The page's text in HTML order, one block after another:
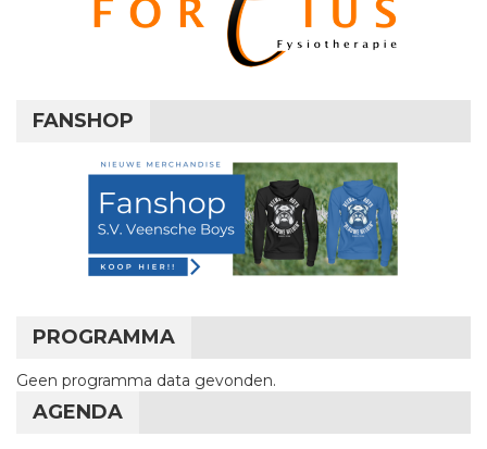
FANSHOP
PROGRAMMA
Geen programma data gevonden.
AGENDA